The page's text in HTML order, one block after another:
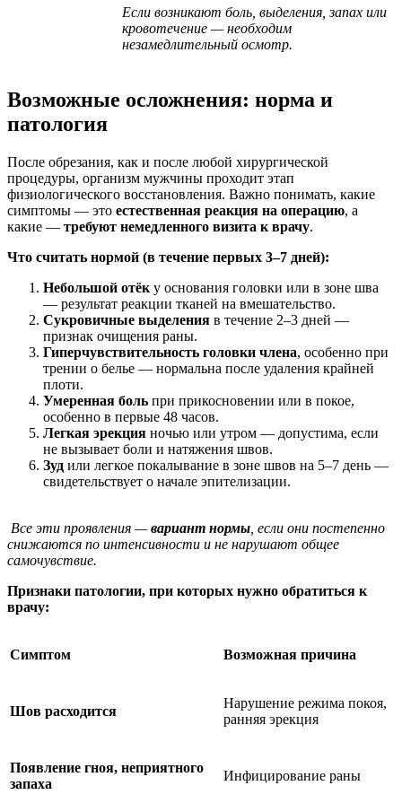
Если возникают боль, выделения, запах или
кровотечение — необходим
незамедлительный осмотр.
Возможные осложнения: норма и
патология
После обрезания, как и после любой хирургической
процедуры, организм мужчины проходит этап
физиологического восстановления. Важно понимать, какие
симптомы — это естественная реакция на операцию, а
какие — требуют немедленного визита к врачу.
Что считать нормой (в течение первых 3–7 дней):
Небольшой отёк у основания головки или в зоне шва
— результат реакции тканей на вмешательство.
Сукровичные выделения в течение 2–3 дней —
признак очищения раны.
Гиперчувствительность головки члена, особенно при
трении о белье — нормальна после удаления крайней
плоти.
Умеренная боль при прикосновении или в покое,
особенно в первые 48 часов.
Легкая эрекция ночью или утром — допустима, если
не вызывает боли и натяжения швов.
Зуд или легкое покалывание в зоне швов на 5–7 день —
свидетельствует о начале эпителизации.
Все эти проявления —вариант нормы , если они постепенно
снижаются по интенсивности и не нарушают общее
самочувствие.
Признаки патологии, при которых нужно обратиться к
врачу:
Симптом Возможная причина
Шов расходится
Нарушение режима покоя,
ранняя эрекция
Появление гноя, неприятного
запаха
Инфицирование раны